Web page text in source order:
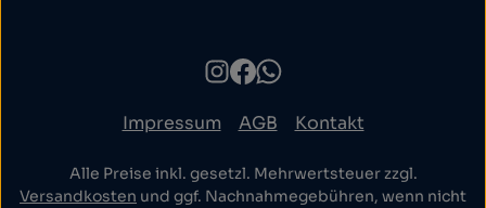
Impressum AGB Kontakt
Alle Preise inkl. gesetzl. Mehrwertsteuer zzgl.
Versandkosten und ggf. Nachnahmegebühren, wenn nicht